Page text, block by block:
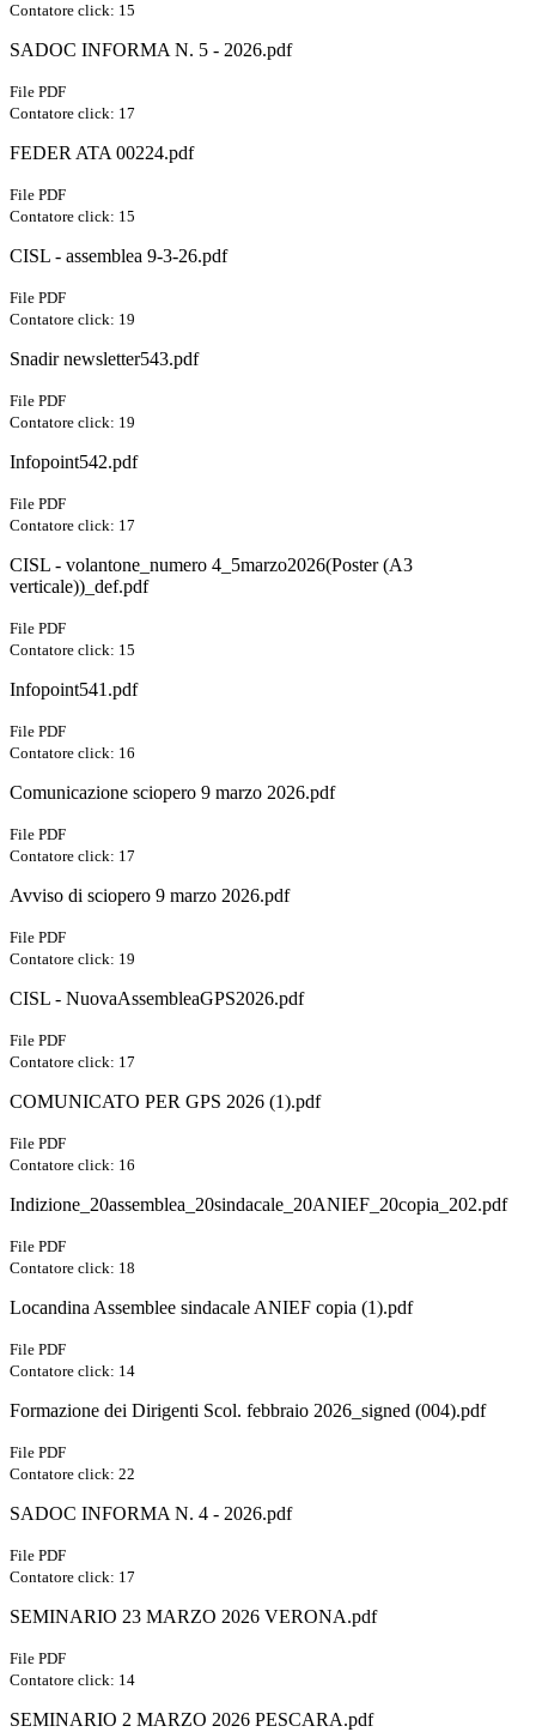
Contatore click: 15
SADOC INFORMA N. 5 - 2026.pdf
File PDF
Contatore click: 17
FEDER ATA 00224.pdf
File PDF
Contatore click: 15
CISL - assemblea 9-3-26.pdf
File PDF
Contatore click: 19
Snadir newsletter543.pdf
File PDF
Contatore click: 19
Infopoint542.pdf
File PDF
Contatore click: 17
CISL - volantone_numero 4_5marzo2026(Poster (A3
verticale))_def.pdf
File PDF
Contatore click: 15
Infopoint541.pdf
File PDF
Contatore click: 16
Comunicazione sciopero 9 marzo 2026.pdf
File PDF
Contatore click: 17
Avviso di sciopero 9 marzo 2026.pdf
File PDF
Contatore click: 19
CISL - NuovaAssembleaGPS2026.pdf
File PDF
Contatore click: 17
COMUNICATO PER GPS 2026 (1).pdf
File PDF
Contatore click: 16
Indizione_20assemblea_20sindacale_20ANIEF_20copia_202.pdf
File PDF
Contatore click: 18
Locandina Assemblee sindacale ANIEF copia (1).pdf
File PDF
Contatore click: 14
Formazione dei Dirigenti Scol. febbraio 2026_signed (004).pdf
File PDF
Contatore click: 22
SADOC INFORMA N. 4 - 2026.pdf
File PDF
Contatore click: 17
SEMINARIO 23 MARZO 2026 VERONA.pdf
File PDF
Contatore click: 14
SEMINARIO 2 MARZO 2026 PESCARA.pdf